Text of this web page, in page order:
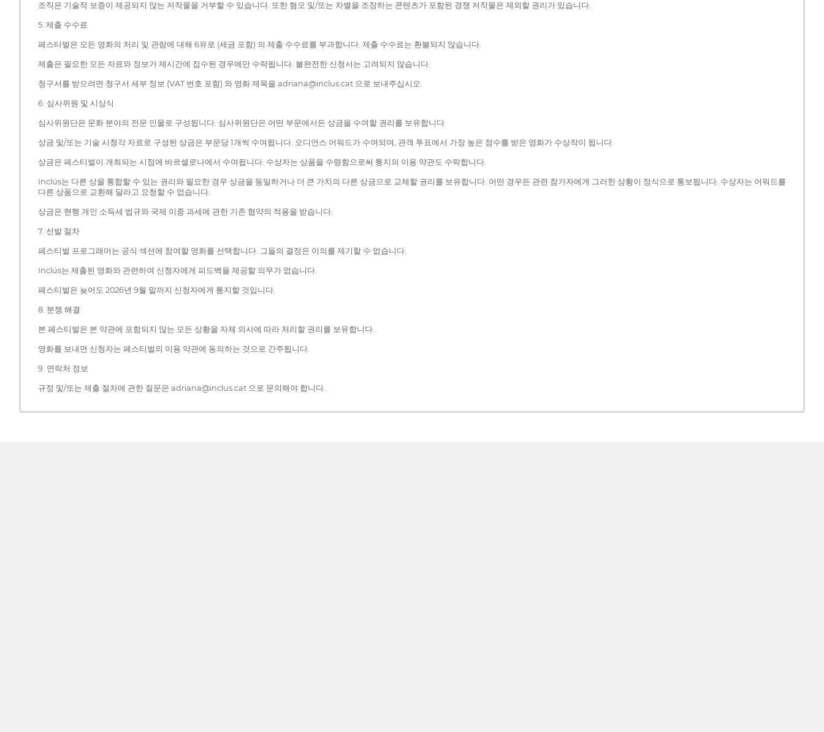
조직은 기술적 보증이 제공되지 않는 저작물을 거부할 수 있습니다. 또한 혐오 및/또는 차별을 조장하는 콘텐츠가 포함된 경쟁 저작물은 제외할 권리가 있습니다.
5. 제출 수수료
페스티벌은 모든 영화의 처리 및 관람에 대해 6유로 (세금 포함) 의 제출 수수료를 부과합니다. 제출 수수료는 환불되지 않습니다.
제출은 필요한 모든 자료와 정보가 제시간에 접수된 경우에만 수락됩니다. 불완전한 신청서는 고려되지 않습니다.
청구서를 받으려면 청구서 세부 정보 (VAT 번호 포함) 와 영화 제목을 adriana@inclus.cat 으로 보내주십시오.
6. 심사위원 및 시상식
심사위원단은 문화 분야의 전문 인물로 구성됩니다. 심사위원단은 어떤 부문에서든 상금을 수여할 권리를 보유합니다.
상금 및/또는 기술 시청각 자료로 구성된 상금은 부문당 1개씩 수여됩니다. 오디언스 어워드가 수여되며, 관객 투표에서 가장 높은 점수를 받은 영화가 수상작이 됩니다.
상금은 페스티벌이 개최되는 시점에 바르셀로나에서 수여됩니다. 수상자는 상품을 수령함으로써 통지의 이용 약관도 수락합니다.
Inclús는 다른 상을 통합할 수 있는 권리와 필요한 경우 상금을 동일하거나 더 큰 가치의 다른 상금으로 교체할 권리를 보유합니다. 어떤 경우든 관련 참가자에게 그러한 상황이 정식으로 통보됩니다. 수상자는 어워드를
다른 상품으로 교환해 달라고 요청할 수 없습니다.
상금은 현행 개인 소득세 법규와 국제 이중 과세에 관한 기존 협약의 적용을 받습니다.
7. 선발 절차
페스티벌 프로그래머는 공식 섹션에 참여할 영화를 선택합니다. 그들의 결정은 이의를 제기할 수 없습니다.
Inclús는 제출된 영화와 관련하여 신청자에게 피드백을 제공할 의무가 없습니다.
페스티벌은 늦어도 2026년 9월 말까지 신청자에게 통지할 것입니다.
8. 분쟁 해결
본 페스티벌은 본 약관에 포함되지 않는 모든 상황을 자체 의사에 따라 처리할 권리를 보유합니다.
영화를 보내면 신청자는 페스티벌의 이용 약관에 동의하는 것으로 간주됩니다.
9. 연락처 정보
규정 및/또는 제출 절차에 관한 질문은 adriana@inclus.cat 으로 문의해야 합니다.